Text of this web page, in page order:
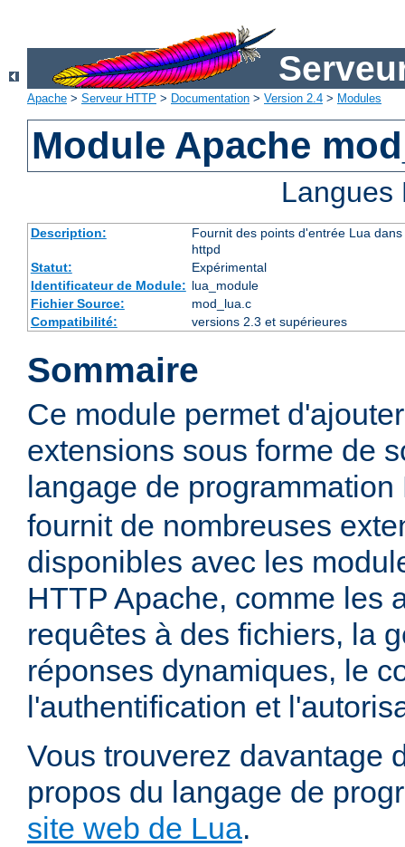
Apache > Serveur HTTP > Documentation > Version 2.4 > Modules
Module Apache
Description:
Fournit des points d'entrée Lua
httpd
Statut:
Expérimental
Identificateur de Module: lua_module
Fichier Source:
mod_lua.c
Compatibilité:
versions 2.3 et supérieures
Sommaire
Ce module permet
extensions sous forme de
langage de
fournit de nombreuses
disponibles avec les
HTTP Apache, comme les
requêtes à des fichiers, la
réponses dynamiques, le
l'authentification et
Vous trouverez davantage
propos du langage de
site web de Lua.